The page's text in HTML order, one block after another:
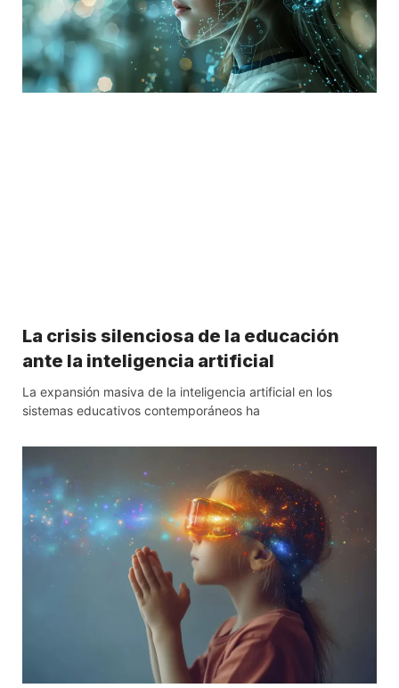
La crisis silenciosa de la educación
ante la inteligencia artificial
La expansión masiva de la inteligencia artificial en los
sistemas educativos contemporáneos ha